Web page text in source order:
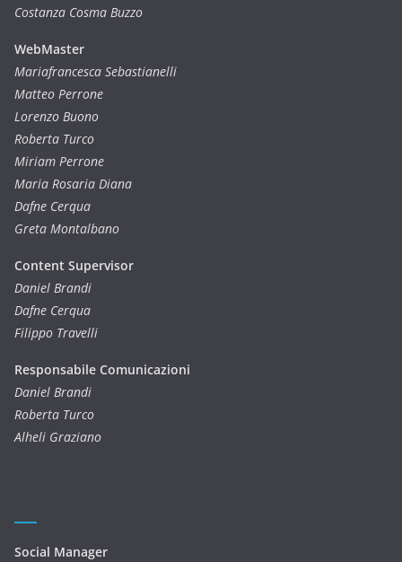
Costanza Cosma Buzzo
WebMaster
Mariafrancesca Sebastianelli
Matteo Perrone
Lorenzo Buono
Roberta Turco
Miriam Perrone
Maria Rosaria Diana
Dafne Cerqua
Greta Montalbano
Content Supervisor
Daniel Brandi
Dafne Cerqua
Filippo Travelli
Responsabile Comunicazioni
Daniel Brandi
Roberta Turco
Alheli Graziano
Social Manager